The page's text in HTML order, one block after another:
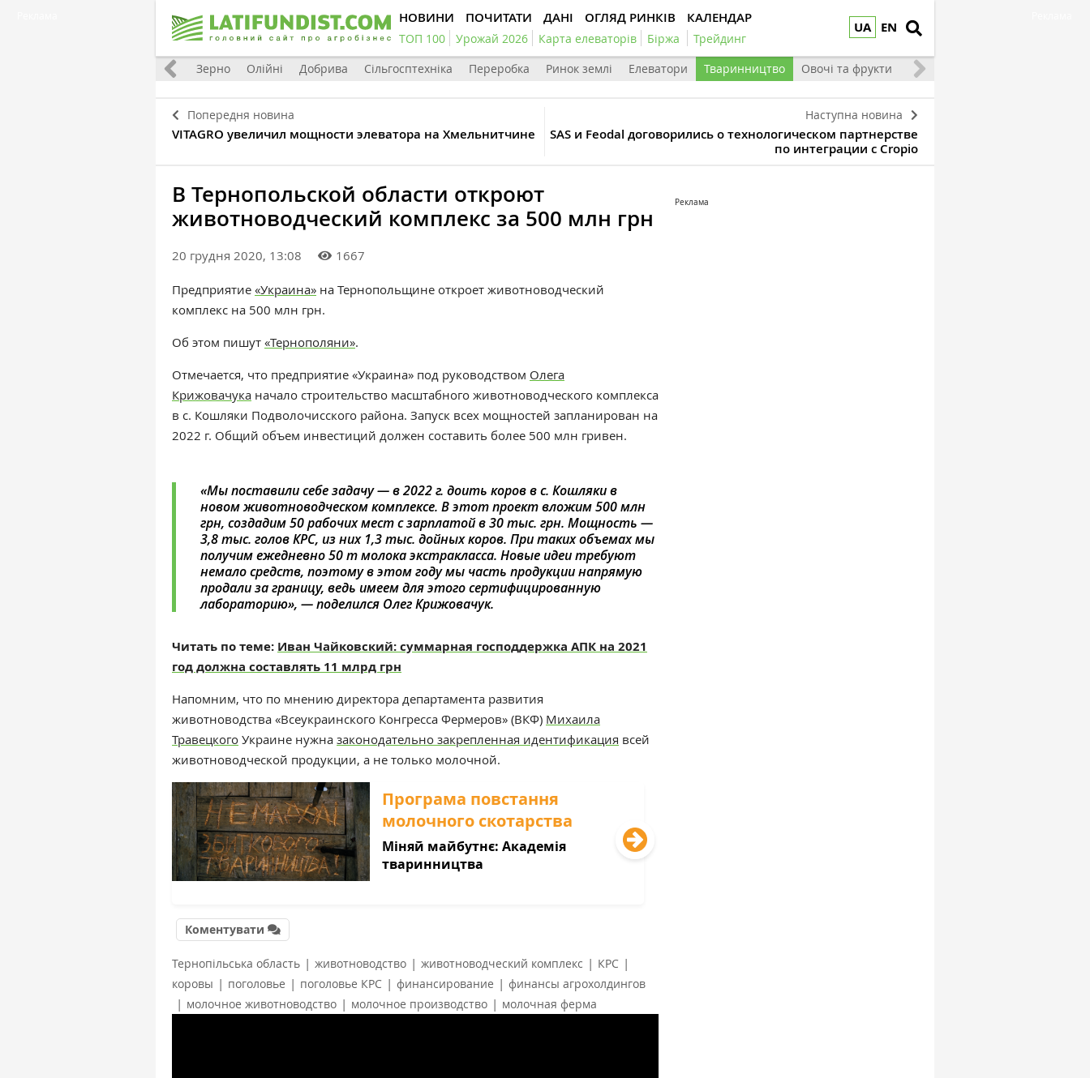
UA EN
НОВИНИ ПОЧИТАТИ ДАНІ ОГЛЯД РИНКІВ КАЛЕНДАР
ТОП 100 Урожай 2026 Карта елеваторів Біржа Трейдинг
Світ Зерно Олійні Добрива Сільгосптехніка Переробка Ринок землі Елеватори Тваринництво Овочі та фрукти
Попередня новина
VITAGRO увеличил мощности элеватора на Хмельнитчине
Наступна новина
SAS и Feodal договорились о технологическом партнерстве
по интеграции с Cropio
В Тернопольской области откроют
животноводческий комплекс за 500 млн грн
20 грудня 2020, 13:08 1667
Предприятие «Украина» на Тернопольщине откроет животноводческий
комплекс на 500 млн грн.
Об этом пишут «Тернополяни».
Отмечается, что предприятие «Украина» под руководством Олега
Крижовачука начало строительство масштабного животноводческого комплекса
в с. Кошляки Подволочисского района. Запуск всех мощностей запланирован на
2022 г. Общий объем инвестиций должен составить более 500 млн гривен.
«Мы поставили себе задачу — в 2022 г. доить коров в с. Кошляки в
новом животноводческом комплексе. В этот проект вложим 500 млн
грн, создадим 50 рабочих мест с зарплатой в 30 тыс. грн. Мощность —
3,8 тыс. голов КРС, из них 1,3 тыс. дойных коров. При таких объемах мы
получим ежедневно 50 т молока экстракласса. Новые идеи требуют
немало средств, поэтому в этом году мы часть продукции напрямую
продали за границу, ведь имеем для этого сертифицированную
лабораторию», —поделился Олег Крижовачук.
Читать по теме: Иван Чайковский: суммарная господдержка АПК на 2021
год должна составлять 11 млрд грн
Напомним, что по мнению директора департамента развития
животноводства «Всеукраинского Конгресса Фермеров» (ВКФ) Михаила
Травецкого Украине нужна законодательно закрепленная идентификация всей
животноводческой продукции, а не только молочной.
Програма повстання
молочного скотарства
Міняй майбутнє: Академія
тваринництва
Коментувати
Тернопільська область | животноводство | животноводческий комплекс | КРС |
коровы | поголовье | поголовье КРС | финансирование | финансы агрохолдингов
| молочное животноводство | молочное производство | молочная ферма
Реклама